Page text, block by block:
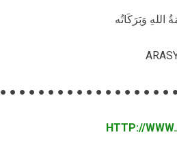
اللهِ وَبَرَكَاتُه
● ● ● ● ● ● ● ● ● ● ● ● ● ● ● ● ● ●
HTTP://